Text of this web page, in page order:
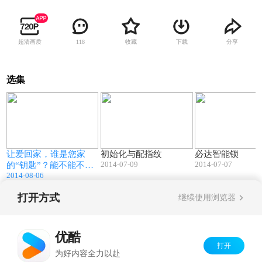
超清画质 118 收藏 下载 分享
选集
让爱回家，谁是您家
的“钥匙”？能不能不要
这么煽情
2014-08-06
初始化与配指纹
2014-07-09
必达智能锁
2014-07-07
打开方式 继续使用浏览器
优酷
为好内容全力以赴
打开